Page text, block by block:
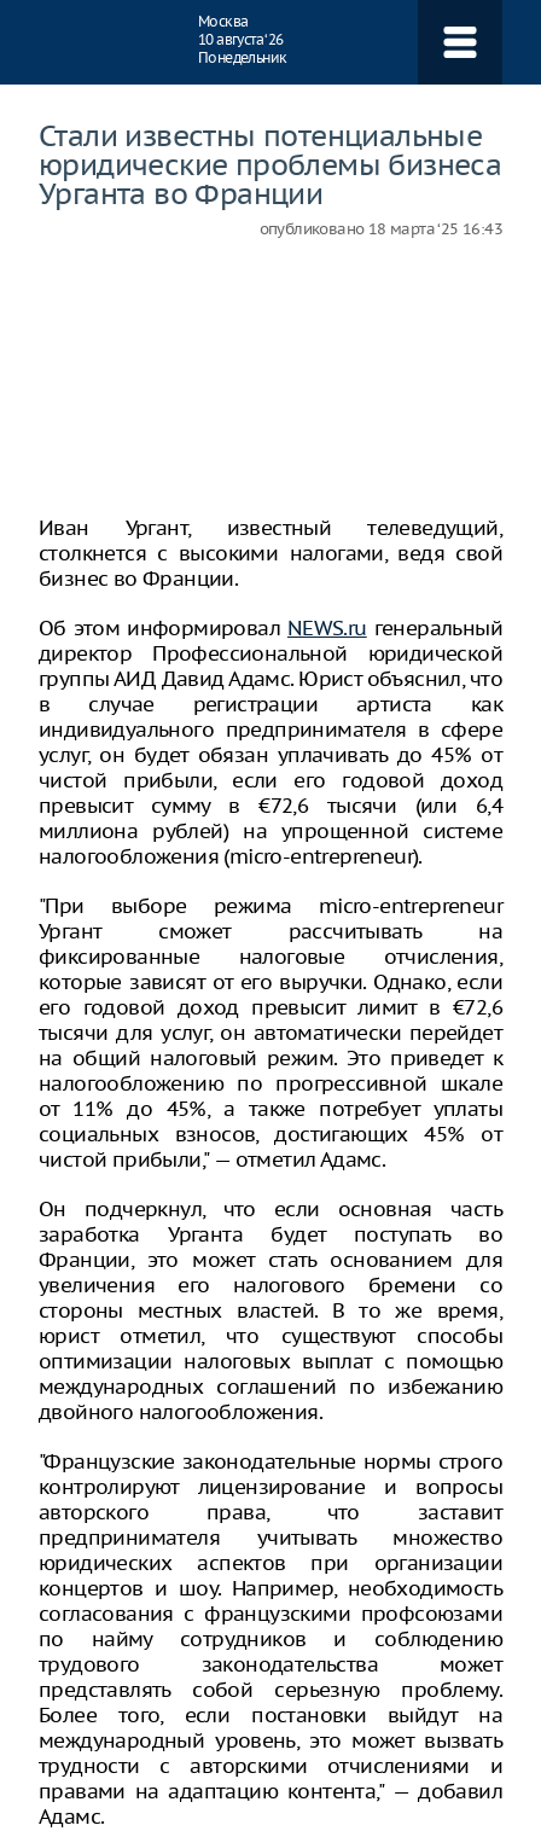
Москва
10 августа ‘26
Понедельник
Стали известны потенциальные
юридические проблемы бизнеса
Урганта во Франции
опубликовано 18 марта ‘25 16:43
Иван Ургант, известный телеведущий,
столкнется с высокими налогами, ведя свой
бизнес во Франции.
Об этом информировал NEWS.ru генеральный
директор Профессиональной юридической
группы АИД Давид Адамс. Юрист объяснил, что
в случае регистрации артиста как
индивидуального предпринимателя в сфере
услуг, он будет обязан уплачивать до 45% от
чистой прибыли, если его годовой доход
превысит сумму в €72,6 тысячи (или 6,4
миллиона рублей) на упрощенной системе
налогообложения (micro-entrepreneur).
"При выборе режима micro-entrepreneur
Ургант сможет рассчитывать на
фиксированные налоговые отчисления,
которые зависят от его выручки. Однако, если
его годовой доход превысит лимит в €72,6
тысячи для услуг, он автоматически перейдет
на общий налоговый режим. Это приведет к
налогообложению по прогрессивной шкале
от 11% до 45%, а также потребует уплаты
социальных взносов, достигающих 45% от
чистой прибыли," — отметил Адамс.
Он подчеркнул, что если основная часть
заработка Урганта будет поступать во
Франции, это может стать основанием для
увеличения его налогового бремени со
стороны местных властей. В то же время,
юрист отметил, что существуют способы
оптимизации налоговых выплат с помощью
международных соглашений по избежанию
двойного налогообложения.
"Французские законодательные нормы строго
контролируют лицензирование и вопросы
авторского права, что заставит
предпринимателя учитывать множество
юридических аспектов при организации
концертов и шоу. Например, необходимость
согласования с французскими профсоюзами
по найму сотрудников и соблюдению
трудового законодательства может
представлять собой серьезную проблему.
Более того, если постановки выйдут на
международный уровень, это может вызвать
трудности с авторскими отчислениями и
правами на адаптацию контента," — добавил
Адамс.